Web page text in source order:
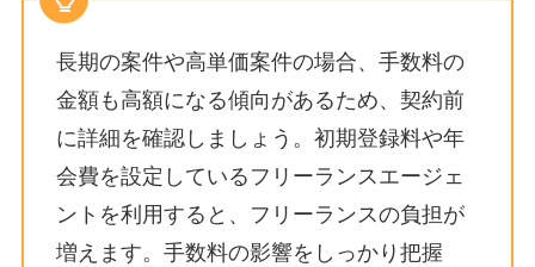
長期の案件や高単価案件の場合、手数料の
金額も高額になる傾向があるため、契約前
に詳細を確認しましょう。初期登録料や年
会費を設定しているフリーランスエージェ
ントを利用すると、フリーランスの負担が
増えます。手数料の影響をしっかり把握